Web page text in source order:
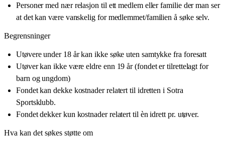
Personer med nær relasjon til ett medlem eller familie der man ser
at det kan være vanskelig for medlemmet/familien å søke selv.
Begrensninger
Utøvere under 18 år kan ikke søke uten samtykke fra foresatt
Utøver kan ikke være eldre enn 19 år (fondet er tilrettelagt for
barn og ungdom)
Fondet kan dekke kostnader relatert til idretten i Sotra
Sportsklubb.
Fondet dekker kun kostnader relatert til èn idrett pr. utøver.
Hva kan det søkes støtte om